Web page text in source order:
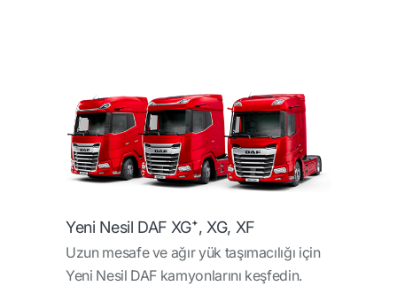
Yeni Nesil DAF XG⁺, XG, XF
Uzun mesafe ve ağır yük taşımacılığı için
Yeni Nesil DAF kamyonlarını keşfedin.